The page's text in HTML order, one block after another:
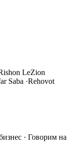
LeZion
Saba ·Rehovot
· Говорим на